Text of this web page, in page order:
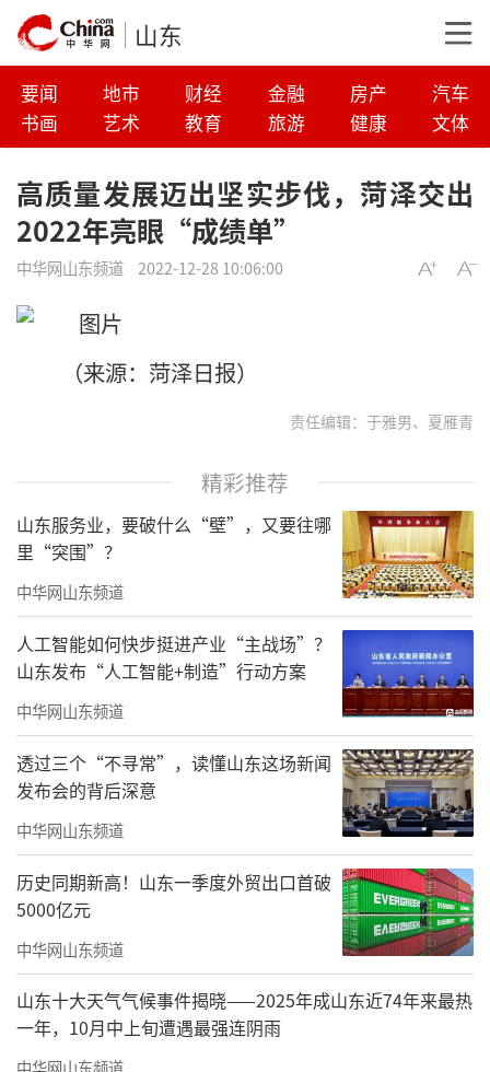
山东
要闻 地市 财经 金融 房产
汽车
书画
艺术 教育 旅游 健康 文体
高质量发展迈出坚实步伐，菏泽交出
2022年亮眼“成绩单”
中华网山东频道 2022-12-28 10:06:00
（来源：菏泽日报）
责任编辑：于雅男、夏雁青
精彩推荐
山东服务业，要破什么“壁”，又要往哪
里“突围”？
中华网山东频道
人工智能如何快步挺进产业“主战场”？
山东发布“人工智能+制造”行动方案
中华网山东频道
透过三个“不寻常”，读懂山东这场新闻
发布会的背后深意
中华网山东频道
历史同期新高！山东一季度外贸出口首破
5000亿元
中华网山东频道
山东十大天气气候事件揭晓——2025年成山东近74年来最热
一年，10月中上旬遭遇最强连阴雨